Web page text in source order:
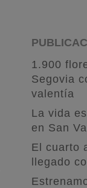
1.900
Segovia
valentía
La vida
en San
El cuarto
llegado